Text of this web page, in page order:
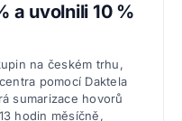
a uvolnili 10 %
na českém trhu,
pomocí Daktela
sumarizace hovorů
hodin měsíčně,